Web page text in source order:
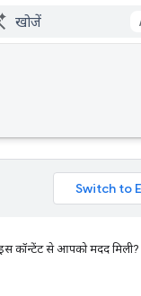
कॉन्टेंट से आपको मदद मिली?